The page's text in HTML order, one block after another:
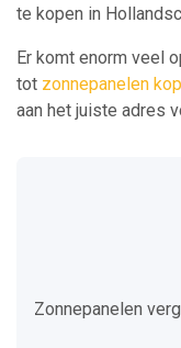
te kopen in
Er komt enorm veel
tot zonnepanelen
aan het juiste adres
Zonnepanelen